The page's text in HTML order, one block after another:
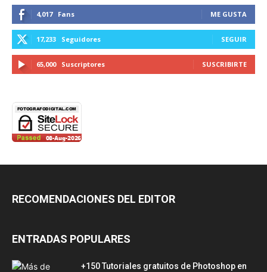
4,017 Fans ME GUSTA
17,233 Seguidores SEGUIR
65,000 Suscriptores SUSCRIBIRTE
RECOMENDACIONES DEL EDITOR
ENTRADAS POPULARES
+150 Tutoriales gratuitos de Photoshop en